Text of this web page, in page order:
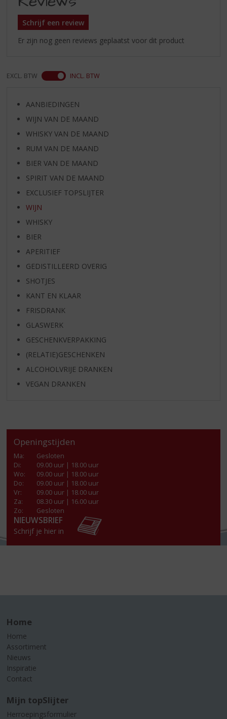
Schrijf een review
Er zijn nog geen reviews geplaatst voor dit product
EXCL. BTW INCL. BTW
AANBIEDINGEN
WIJN VAN DE MAAND
WHISKY VAN DE MAAND
RUM VAN DE MAAND
BIER VAN DE MAAND
SPIRIT VAN DE MAAND
EXCLUSIEF TOPSLIJTER
WIJN
WHISKY
BIER
APERITIEF
GEDISTILLEERD OVERIG
SHOTJES
KANT EN KLAAR
FRISDRANK
GLASWERK
GESCHENKVERPAKKING
(RELATIE)GESCHENKEN
ALCOHOLVRIJE DRANKEN
VEGAN DRANKEN
Openingstijden
Ma:
Gesloten
Di:
09.00 uur | 18.00 uur
Wo:
09.00 uur | 18.00 uur
Do:
09.00 uur | 18.00 uur
Vr:
09.00 uur | 18.00 uur
Za:
08.30 uur | 16.00 uur
Zo:
Gesloten
NIEUWSBRIEF
Schrijf je hier in
Home
Home
Assortiment
Nieuws
Inspiratie
Contact
Mijn topSlijter
Herroepingsformulier